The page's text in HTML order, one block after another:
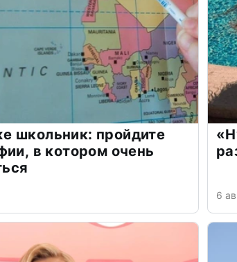
школьник: пройдите
в котором очень
6